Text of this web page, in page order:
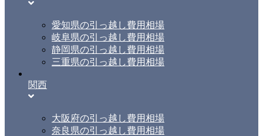
愛知県の引っ越し費用相場
岐阜県の引っ越し費用相場
静岡県の引っ越し費用相場
三重県の引っ越し費用相場
関西
大阪府の引っ越し費用相場
奈良県の引っ越し費用相場